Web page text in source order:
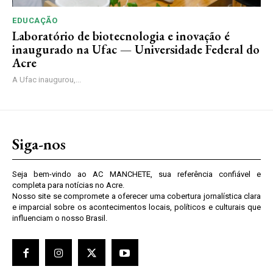
EDUCAÇÃO
Laboratório de biotecnologia e inovação é
inaugurado na Ufac — Universidade Federal do
Acre
A Ufac inaugurou,...
Siga-nos
Seja bem-vindo ao AC MANCHETE, sua referência confiável e
completa para notícias no Acre.
Nosso site se compromete a oferecer uma cobertura jornalística clara
e imparcial sobre os acontecimentos locais, políticos e culturais que
influenciam o nosso Brasil.